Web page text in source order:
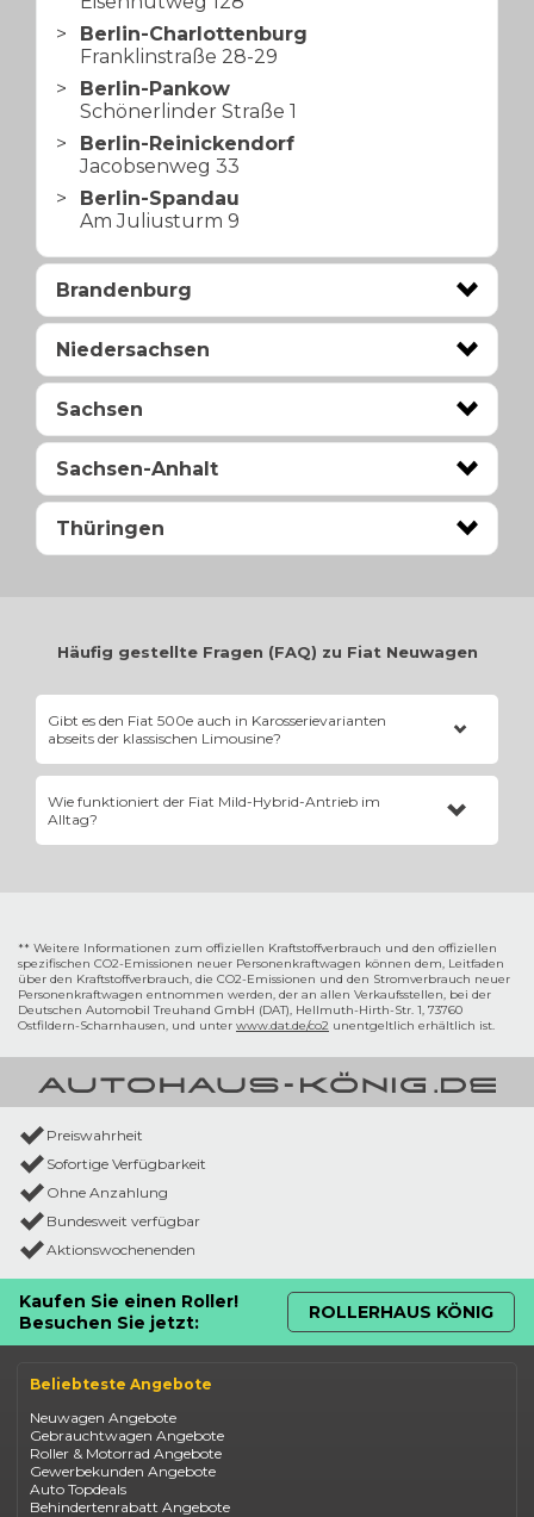
Berlin-Charlottenburg
Franklinstraße 28-29
Berlin-Pankow
Schönerlinder Straße 1
Berlin-Reinickendorf
Jacobsenweg 33
Berlin-Spandau
Am Juliusturm 9
Brandenburg
Niedersachsen
Sachsen
Sachsen-Anhalt
Thüringen
Häufig gestellte Fragen (FAQ) zu Fiat Neuwagen
Gibt es den Fiat 500e auch in Karosserievarianten
abseits der klassischen Limousine?
elektrischem Stoffverdeck sowie in der innovativen „3+1“-Variante,
die eine zusätzliche, gegenläufig öffnende Fronttür auf der
Beifahrerseite für bequemeren Einstieg bietet.
Wie funktioniert der Fiat Mild-Hybrid-Antrieb im
Alltag?
** Weitere Informationen zum offiziellen Kraftstoffverbrauch und den offiziellen
spezifischen CO2-Emissionen neuer Personenkraftwagen können dem‚ Leitfaden
über den Kraftstoffverbrauch, die CO2-Emissionen und den Stromverbrauch neuer
Personenkraftwagen entnommen werden, der an allen Verkaufsstellen, bei der
Deutschen Automobil Treuhand GmbH (DAT), Hellmuth-Hirth-Str. 1, 73760
Ostfildern-Scharnhausen, und unter www.dat.de/co2 unentgeltlich erhältlich ist.
Preiswahrheit
Sofortige Verfügbarkeit
Ohne Anzahlung
Bundesweit verfügbar
Aktionswochenenden
Kaufen Sie einen Roller!
Besuchen Sie jetzt:
ROLLERHAUS KÖNIG
Beliebteste Angebote
Neuwagen Angebote
Gebrauchtwagen Angebote
Roller & Motorrad Angebote
Gewerbekunden Angebote
Auto Topdeals
Behindertenrabatt Angebote